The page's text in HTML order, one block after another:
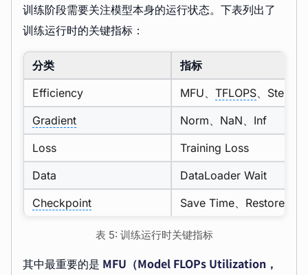
训练阶段需要关注模型本身的运行状态。下表列出了
训练运行时的关键指标：
分类
指标
Efficiency
MFU、 TFLOPS、Step
Gradient
Norm、NaN、Inf
Loss
Training Loss
Data
DataLoader Wait
Checkpoint
Save Time、Restore
表 5: 训练运行时关键指标
其中最重要的是 MFU（Model FLOPs Utilization，